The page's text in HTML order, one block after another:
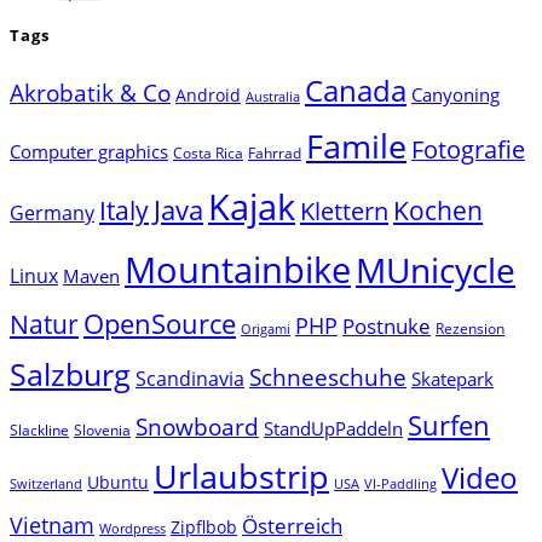
Tags
Akrobatik & Co Android Australia Canada Canyoning
Computer graphics Costa Rica Fahrrad Famile Fotografie
Germany Italy Java Kajak Klettern Kochen
Linux Maven MountainbikeMUnicycle
NaturOpenSource Origami PHP Postnuke Rezension
SalzburgScandinavia Schneeschuhe Skatepark
Slackline Slovenia Snowboard StandUpPaddeln Surfen
Switzerland Ubuntu Urlaubstrip USA VI-Paddling Video
Vietnam Wordpress Zipflbob Österreich